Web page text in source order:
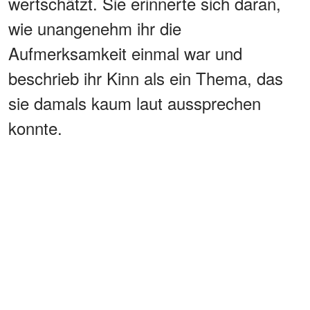
wie unangenehm ihr die
Aufmerksamkeit einmal war und
beschrieb ihr Kinn als ein Thema, das
sie damals kaum laut aussprechen
konnte.